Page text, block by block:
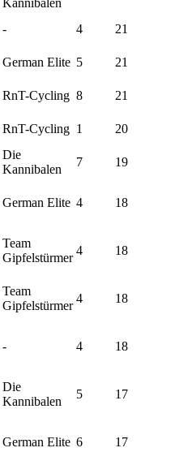
- 4
21
German Elite 5
21
RnT-Cycling 8
21
RnT-Cycling 1
20
Die
Kannibalen
7
19
German Elite 4 18
Team
Gipfelstürmer
4 18
Team
Gipfelstürmer
4 18
- 4 18
Die
Kannibalen
5 17
German Elite 6 17